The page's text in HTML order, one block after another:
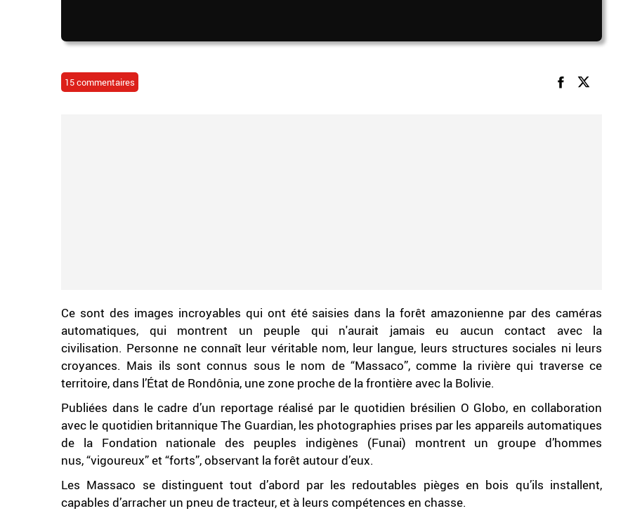
15 commentaires
Ce sont des images incroyables qui ont été saisies dans la forêt amazonienne par des caméras
automatiques, qui montrent un peuple qui n'aurait jamais eu aucun contact avec la
civilisation. Personne ne connaît leur véritable nom, leur langue, leurs structures sociales ni leurs
croyances. Mais ils sont connus sous le nom de “Massaco”, comme la rivière qui traverse ce
territoire, dans l’État de Rondônia, une zone proche de la frontière avec la Bolivie.
Publiées dans le cadre d’un reportage réalisé par le quotidien brésilien O Globo, en collaboration
avec le quotidien britannique The Guardian, les photographies prises par les appareils automatiques
de la Fondation nationale des peuples indigènes (Funai) montrent un groupe d’hommes
nus, “vigoureux” et “forts”, observant la forêt autour d’eux.
Les Massaco se distinguent tout d’abord par les redoutables pièges en bois qu’ils installent,
capables d’arracher un pneu de tracteur, et à leurs compétences en chasse.